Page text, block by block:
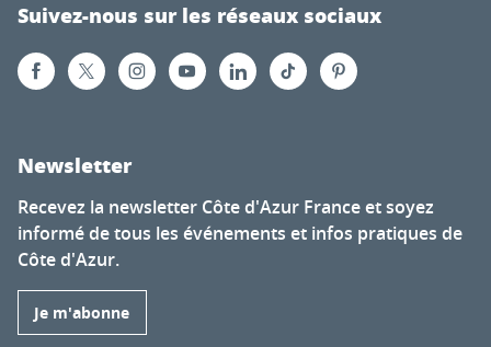
Suivez-nous sur les réseaux sociaux
Newsletter
Recevez la newsletter Côte d'Azur France et soyez
informé de tous les événements et infos pratiques de
Côte d'Azur.
Je m'abonne